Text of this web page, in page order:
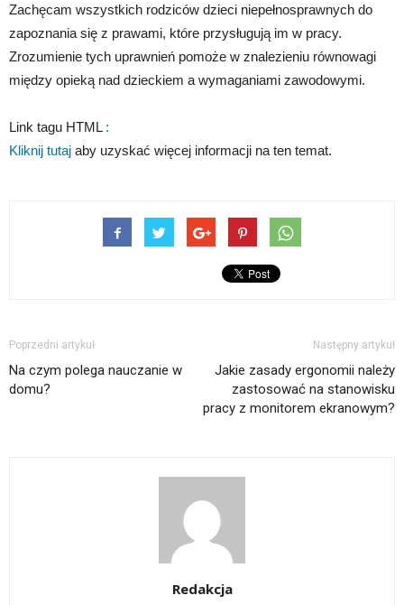
Zachęcam wszystkich rodziców dzieci niepełnosprawnych do
zapoznania się z prawami, które przysługują im w pracy.
Zrozumienie tych uprawnień pomoże w znalezieniu równowagi
między opieką nad dzieckiem a wymaganiami zawodowymi.
Link tagu HTML :
Kliknij tutaj aby uzyskać więcej informacji na ten temat.
Poprzedni artykuł
Na czym polega nauczanie w
domu?
Następny artykuł
Jakie zasady ergonomii należy
zastosować na stanowisku
pracy z monitorem ekranowym?
Redakcja